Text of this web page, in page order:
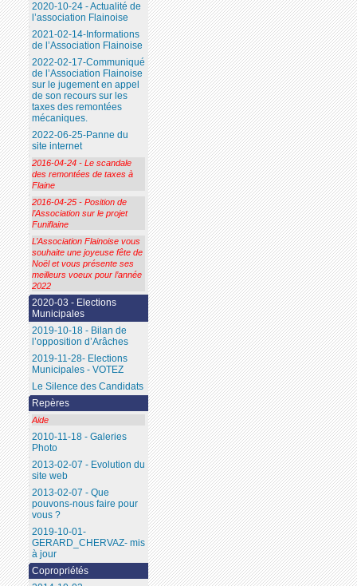
2020-10-24 - Actualité de
l’association Flainoise
2021-02-14-Informations
de l’Association Flainoise
2022-02-17-Communiqué
de l’Association Flainoise
sur le jugement en appel
de son recours sur les
taxes des remontées
mécaniques.
2022-06-25-Panne du
site internet
2016-04-24 - Le scandale
des remontées de taxes à
Flaine
2016-04-25 - Position de
l’Association sur le projet
Funiflaine
L’Association Flainoise vous
souhaite une joyeuse fête de
Noël et vous présente ses
meilleurs voeux pour l’année
2022
2020-03 - Elections
Municipales
2019-10-18 - Bilan de
l’opposition d’Arâches
2019-11-28- Elections
Municipales - VOTEZ
Le Silence des Candidats
Repères
Aide
2010-11-18 - Galeries
Photo
2013-02-07 - Evolution du
site web
2013-02-07 - Que
pouvons-nous faire pour
vous ?
2019-10-01-
GERARD_CHERVAZ- mis
à jour
Copropriétés